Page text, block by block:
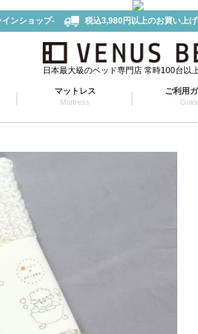
インショップ- 税込3,980円以上のお買い上
日本最大級のベッド専門店 常時100台以
マットレス
Mattress
ご利用